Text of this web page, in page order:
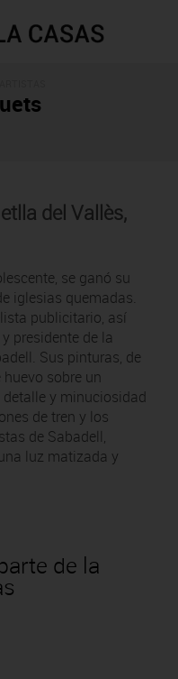
del Vallès,
se ganó su
iglesias quemadas.
publicitario, así
presidente de la
Sus pinturas, de
sobre un
y minuciosidad
de tren y los
de Sabadell,
luz matizada y
de la